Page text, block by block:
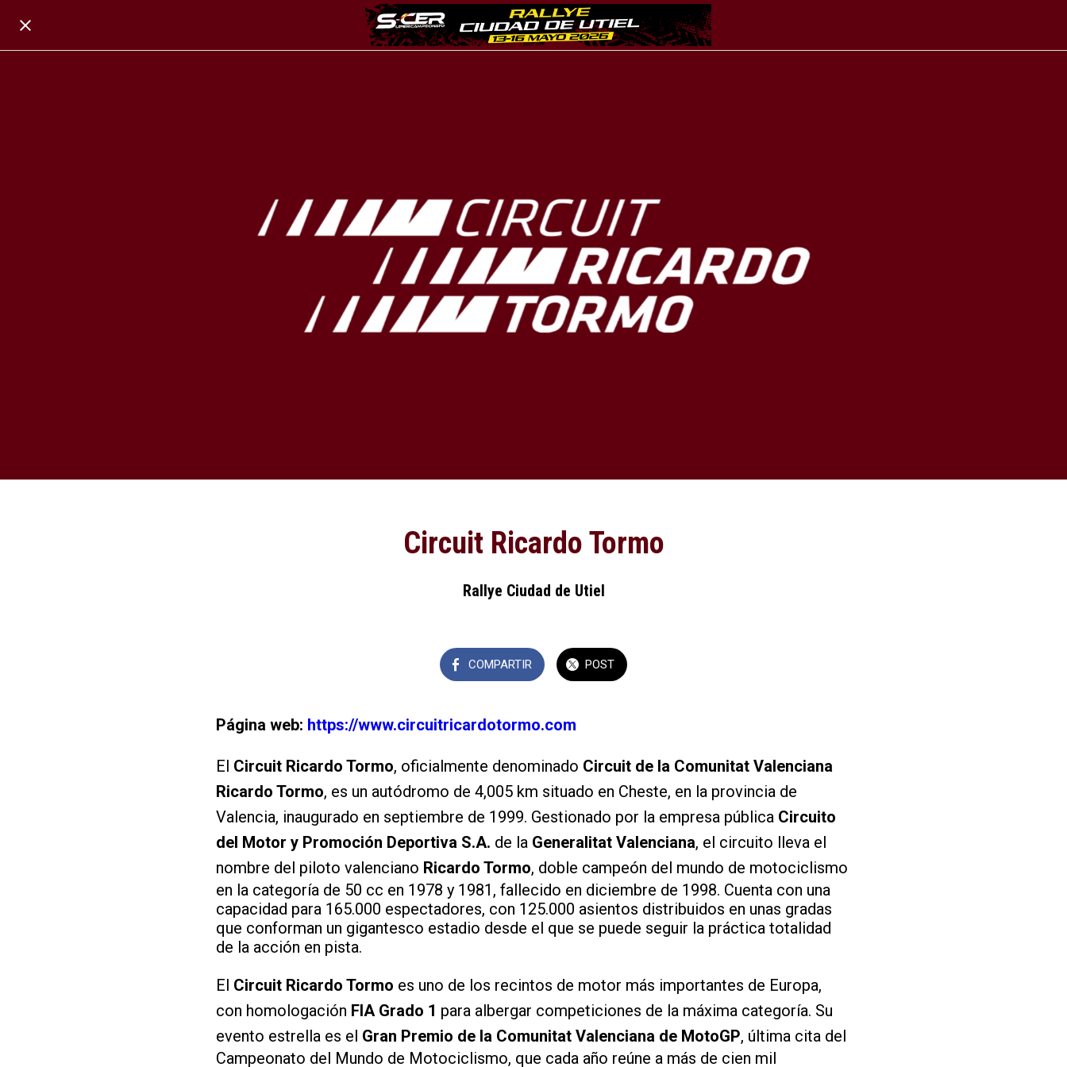
Circuit Ricardo Tormo
Rallye Ciudad de Utiel
COMPARTIR POST
Página web: https://www.circuitricardotormo.com
El Circuit Ricardo Tormo, oficialmente denominado Circuit de la Comunitat Valenciana
Ricardo Tormo, es un autódromo de 4,005 km situado en Cheste, en la provincia de
Valencia, inaugurado en septiembre de 1999. Gestionado por la empresa pública Circuito
del Motor y Promoción Deportiva S.A. de la Generalitat Valenciana, el circuito lleva el
nombre del piloto valenciano Ricardo Tormo, doble campeón del mundo de motociclismo
en la categoría de 50 cc en 1978 y 1981, fallecido en diciembre de 1998. Cuenta con una
capacidad para 165.000 espectadores, con 125.000 asientos distribuidos en unas gradas
que conforman un gigantesco estadio desde el que se puede seguir la práctica totalidad
de la acción en pista.
El Circuit Ricardo Tormo es uno de los recintos de motor más importantes de Europa,
con homologación FIA Grado 1 para albergar competiciones de la máxima categoría. Su
evento estrella es el Gran Premio de la Comunitat Valenciana de MotoGP, última cita del
Campeonato del Mundo de Motociclismo, que cada año reúne a más de cien mil